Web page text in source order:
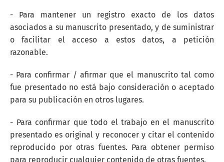
- Para mantener un registro exacto de los datos
asociados a su manuscrito presentado, y de suministrar
o facilitar el acceso a estos datos, a petición
razonable.
- Para confirmar / afirmar que el manuscrito tal como
fue presentado no está bajo consideración o aceptado
para su publicación en otros lugares.
- Para confirmar que todo el trabajo en el manuscrito
presentado es original y reconocer y citar el contenido
reproducido por otras fuentes. Para obtener permiso
para reproducir cualquier contenido de otras fuentes.